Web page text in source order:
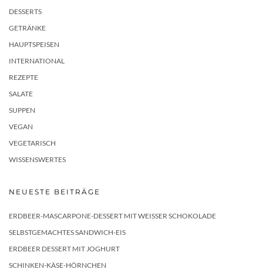
DESSERTS
GETRÄNKE
HAUPTSPEISEN
INTERNATIONAL
REZEPTE
SALATE
SUPPEN
VEGAN
VEGETARISCH
WISSENSWERTES
NEUESTE BEITRÄGE
ERDBEER-MASCARPONE-DESSERT MIT WEISSER SCHOKOLADE
SELBSTGEMACHTES SANDWICH-EIS
ERDBEER DESSERT MIT JOGHURT
SCHINKEN-KÄSE-HÖRNCHEN